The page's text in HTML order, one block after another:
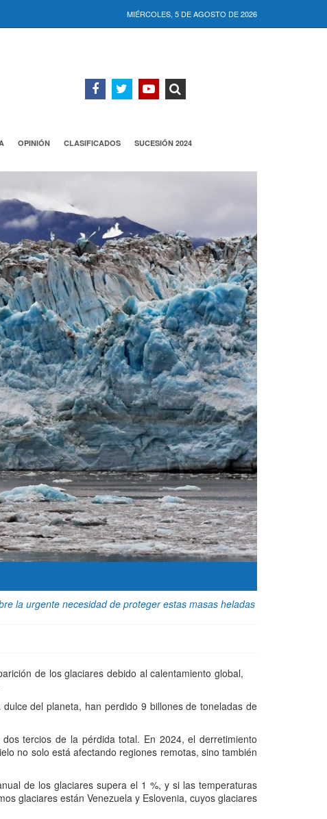
MIÉRCOLES, 5 DE AGOSTO DE 2026
OPINIÓN CLASIFICADOS SUCESIÓN 2024
la urgente necesidad de proteger estas masas heladas
de los glaciares debido al calentamiento global,
del planeta, han perdido 9 billones de toneladas de
tercios de la pérdida total. En 2024, el derretimiento
no solo está afectando regiones remotas, sino también
de los glaciares supera el 1 %, y si las temperaturas
glaciares están Venezuela y Eslovenia, cuyos glaciares